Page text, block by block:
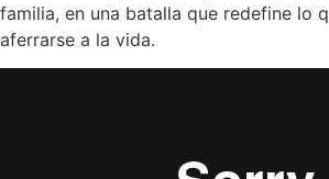
familia, en una batalla que redefine lo
aferrarse a la vida.